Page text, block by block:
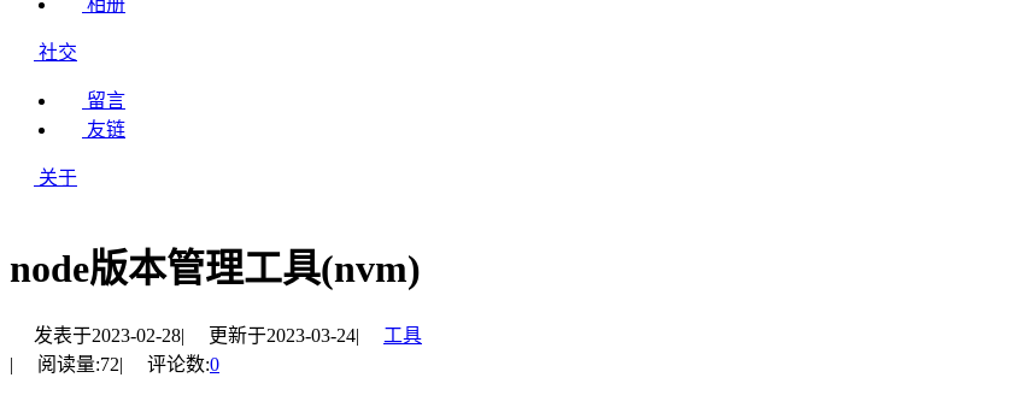
相册
社交
留言
友链
关于
node版本管理工具(nvm)
发表于2023-02-28| 更新于2023-03-24|
工具
|
阅读量:72| 评论数:0